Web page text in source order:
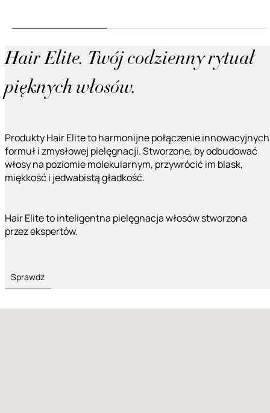
Hair Elite. Twój codzienny rytuał
pięknych włosów.
Produkty Hair Elite to harmonijne połączenie innowacyjnych
formuł i zmysłowej pielęgnacji. Stworzone, by odbudować
włosy na poziomie molekularnym, przywrócić im blask,
miękkość i jedwabistą gładkość.
Hair Elite to inteligentna pielęgnacja włosów stworzona
przez ekspertów.
Sprawdź